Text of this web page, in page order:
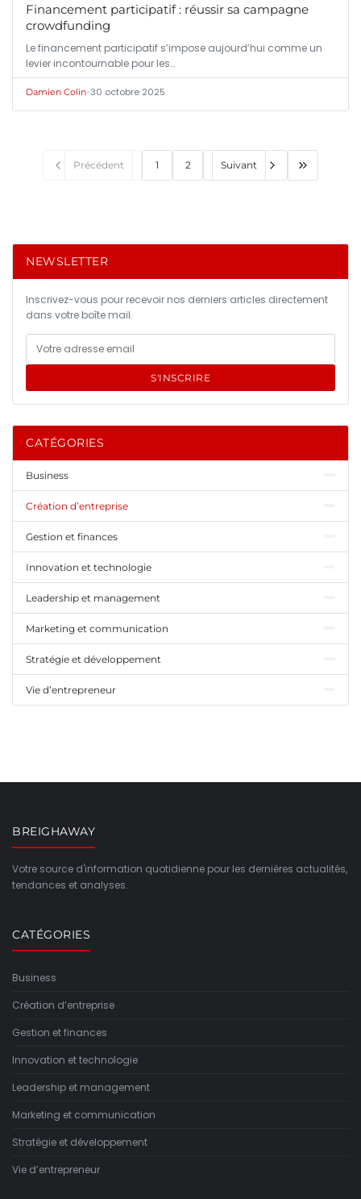
Financement participatif : réussir sa campagne
crowdfunding
Le financement participatif s’impose aujourd’hui comme un
levier incontournable pour les…
Damien Colin•30 octobre 2025
Précédent 1 2 Suivant
NEWSLETTER
Inscrivez-vous pour recevoir nos derniers articles directement
dans votre boîte mail.
S'INSCRIRE
CATÉGORIES
Business
Création d’entreprise
Gestion et finances
Innovation et technologie
Leadership et management
Marketing et communication
Stratégie et développement
Vie d’entrepreneur
BREIGHAWAY
Votre source d'information quotidienne pour les dernières actualités,
tendances et analyses.
CATÉGORIES
Business
Création d’entreprise
Gestion et finances
Innovation et technologie
Leadership et management
Marketing et communication
Stratégie et développement
Vie d’entrepreneur